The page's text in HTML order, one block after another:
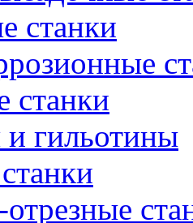
станки
станки
гильотины